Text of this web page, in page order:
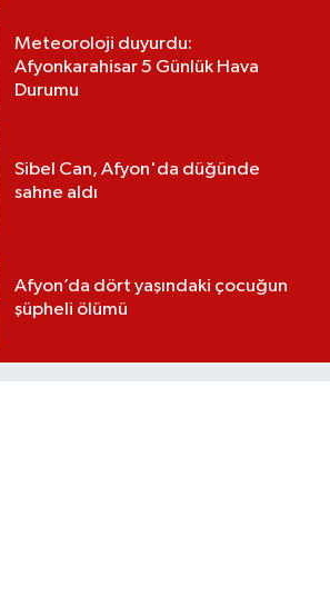
Meteoroloji duyurdu:
Afyonkarahisar 5 Günlük Hava
Durumu
Sibel Can, Afyon'da düğünde
sahne aldı
Afyon’da dört yaşındaki çocuğun
şüpheli ölümü